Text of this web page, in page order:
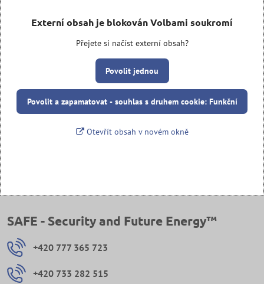
Externí obsah je blokován Volbami soukromí
Přejete si načíst externí obsah?
Povolit jednou
Povolit a zapamatovat - souhlas s druhem cookie: Funkční
Otevřít obsah v novém okně
SAFE - Security and Future Energy™
+420 777 365 723
+420 733 282 515